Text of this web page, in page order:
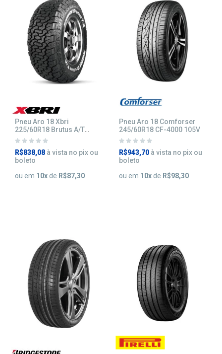
Pneu Aro 18 Xbri
225/60R18 Brutus A/T
101/98R
R$838,08 à vista no pix ou
boleto
ou em 10x de R$87,30
Pneu Aro 18 Comforser
245/60R18 CF-4000 105V
R$943,70 à vista no pix ou
boleto
ou em 10xde R$98,30